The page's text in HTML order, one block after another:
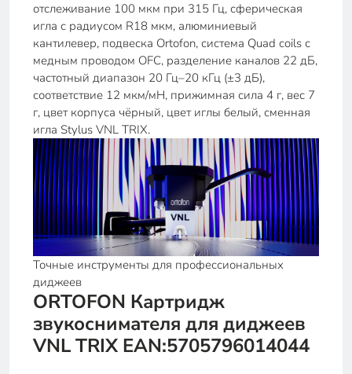
отслеживание 100 мкм при 315 Гц, сферическая
игла с радиусом R18 мкм, алюминиевый
кантилевер, подвеска Ortofon, система Quad coils с
медным проводом OFC, разделение каналов 22 дБ,
частотный диапазон 20 Гц–20 кГц (±3 дБ),
соответствие 12 мкм/мН, прижимная сила 4 г, вес 7
г, цвет корпуса чёрный, цвет иглы белый, сменная
игла Stylus VNL TRIX.
Точные инструменты для профессиональных
диджеев
ORTOFON Картридж
звукоснимателя для диджеев
VNL TRIX EAN:5705796014044